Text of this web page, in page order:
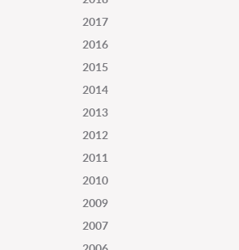
2017
2016
2015
2014
2013
2012
2011
2010
2009
2007